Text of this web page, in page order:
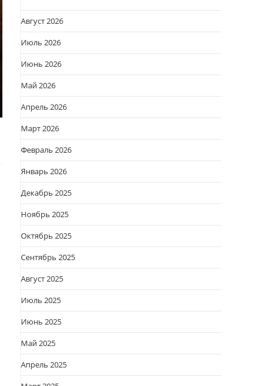
Август 2026
Июль 2026
Июнь 2026
Май 2026
Апрель 2026
Март 2026
Февраль 2026
Январь 2026
Декабрь 2025
Ноябрь 2025
Октябрь 2025
Сентябрь 2025
Август 2025
Июль 2025
Июнь 2025
Май 2025
Апрель 2025